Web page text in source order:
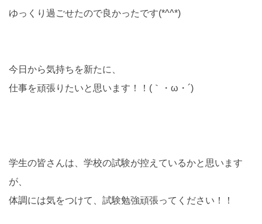
ゆっくり過ごせたので良かったです(*^^*)
今日から気持ちを新たに、
仕事を頑張りたいと思います！！(｀・ω・´)
学生の皆さんは、学校の試験が控えているかと思います
が、
体調には気をつけて、試験勉強頑張ってください！！